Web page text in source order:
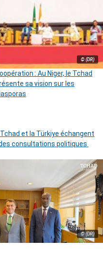
© (DR)
: Au Niger, le Tchad
sa vision sur les
et la Türkiye échangent
consultations politiques
© (DR)